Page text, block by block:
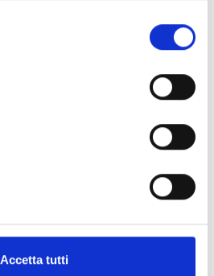
Accetta tutti